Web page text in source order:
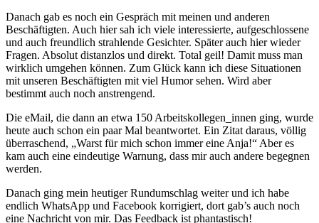
Danach gab es noch ein Gespräch mit meinen und anderen
Beschäftigten. Auch hier sah ich viele interessierte, aufgeschlossene
und auch freundlich strahlende Gesichter. Später auch hier wieder
Fragen. Absolut distanzlos und direkt. Total geil! Damit muss man
wirklich umgehen können. Zum Glück kann ich diese Situationen
mit unseren Beschäftigten mit viel Humor sehen. Wird aber
bestimmt auch noch anstrengend.
Die eMail, die dann an etwa 150 Arbeitskollegen_innen ging, wurde
heute auch schon ein paar Mal beantwortet. Ein Zitat daraus, völlig
überraschend, „Warst für mich schon immer eine Anja!“ Aber es
kam auch eine eindeutige Warnung, dass mir auch andere begegnen
werden.
Danach ging mein heutiger Rundumschlag weiter und ich habe
endlich WhatsApp und Facebook korrigiert, dort gab’s auch noch
eine Nachricht von mir. Das Feedback ist phantastisch!